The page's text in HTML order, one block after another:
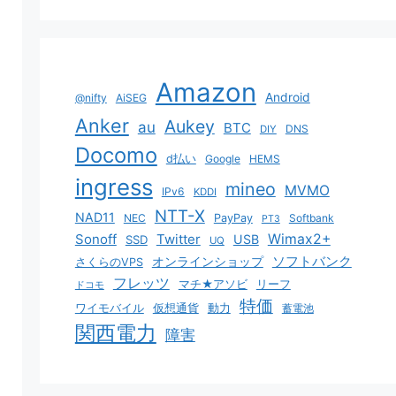
@nifty AiSEG Amazon Android
Anker au Aukey BTC DIY DNS
Docomo d払い Google HEMS
ingress IPv6 KDDI mineo MVMO
NAD11 NEC NTT-X PayPay PT3 Softbank
Sonoff SSD Twitter UQ USB Wimax2+
さくらのVPS オンラインショップ ソフトバンク
ドコモ フレッツ マチ★アソビ
リーフ
ワイモバイル
仮想通貨 動力 特価 蓄電池
関西電力 障害